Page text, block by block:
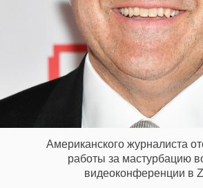
Американского журналиста
работы за мастурбацию
видеоконференции в